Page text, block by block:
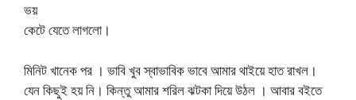
ভয়
কেটে যেতে লাগলো।
মিনিট খানেক পর । ভাবি খুব স্বাভাবিক ভাবে আমার থাইয়ে হাত রাখল।
যেন কিছুই হয় নি। কিন্তু আমার শরিল ঝটকা দিয়ে উঠল । আবার বইতে